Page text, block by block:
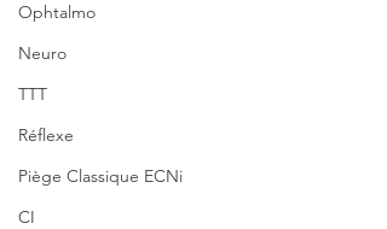
Ophtalmo
Neuro
TTT
Réflexe
Piège Classique ECNi
CI